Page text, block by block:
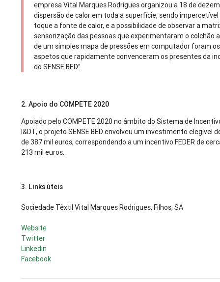
empresa Vital Marques Rodrigues organizou a 18 de
dispersão de calor em toda a superfície, sendo impercetível
toque a fonte de calor, e a possibilidade de observar a
sensorização das pessoas que experimentaram o colchão
de um simples mapa de pressões em computador foram os
aspetos que rapidamente convenceram os presentes da
do SENSE BED”.
2. Apoio do COMPETE 2020
Apoiado pelo COMPETE 2020 no âmbito do Sistema de
I&DT, o projeto SENSE BED envolveu um investimento elegível
de 387 mil euros, correspondendo a um incentivo FEDER de
213 mil euros.
3. Links úteis
Sociedade Têxtil Vital Marques Rodrigues, Filhos, SA
Website
Twitter
Linkedin
Facebook